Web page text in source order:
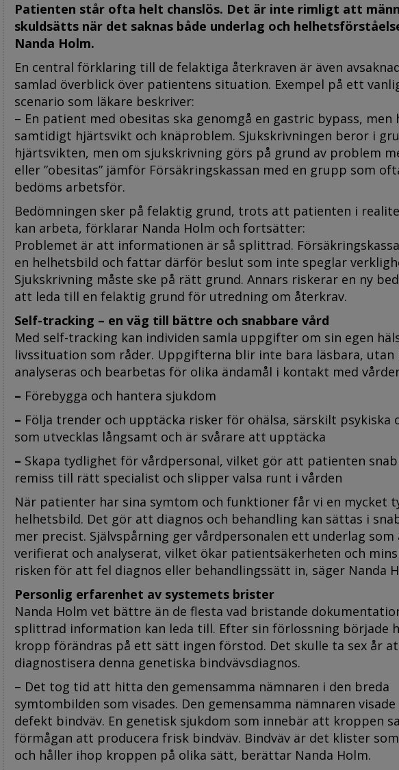
Patienten står ofta helt chanslös. Det är inte rimligt att
skuldsätts när det saknas både underlag och
Nanda Holm.
En central förklaring till de felaktiga återkraven är även
samlad överblick över patientens situation. Exempel på ett
scenario som läkare beskriver:
– En patient med obesitas ska genomgå en gastric bypass, men
samtidigt hjärtsvikt och knäproblem. Sjukskrivningen beror i
hjärtsvikten, men om sjukskrivning görs på grund av problem
eller ”obesitas” jämför Försäkringskassan med en grupp som
bedöms arbetsför.
Bedömningen sker på felaktig grund, trots att patienten i
kan arbeta, förklarar Nanda Holm och fortsätter:
Problemet är att informationen är så splittrad.
en helhetsbild och fattar därför beslut som inte speglar
Sjukskrivning måste ske på rätt grund. Annars riskerar en ny
att leda till en felaktig grund för utredning om återkrav.
Self-tracking – en väg till bättre och snabbare vård
Med self-tracking kan individen samla uppgifter om sin egen
livssituation som råder. Uppgifterna blir inte bara läsbara, utan
analyseras och bearbetas för olika ändamål i kontakt med
– Förebygga och hantera sjukdom
– Följa trender och upptäcka risker för ohälsa, särskilt psykiska
som utvecklas långsamt och är svårare att upptäcka
– Skapa tydlighet för vårdpersonal, vilket gör att patienten
remiss till rätt specialist och slipper valsa runt i vården
När patienter har sina symtom och funktioner får vi en mycket
helhetsbild. Det gör att diagnos och behandling kan sättas i
mer precist. Självspårning ger vårdpersonalen ett underlag som
verifierat och analyserat, vilket ökar patientsäkerheten och
risken för att fel diagnos eller behandlingssätt in, säger Nanda
Personlig erfarenhet av systemets brister
Nanda Holm vet bättre än de flesta vad bristande
splittrad information kan leda till. Efter sin förlossning började
kropp förändras på ett sätt ingen förstod. Det skulle ta sex år
diagnostisera denna genetiska bindvävsdiagnos.
– Det tog tid att hitta den gemensamma nämnaren i den breda
symtombilden som visades. Den gemensamma nämnaren visade
defekt bindväv. En genetisk sjukdom som innebär att kroppen
förmågan att producera frisk bindväv. Bindväv är det klister
och håller ihop kroppen på olika sätt, berättar Nanda Holm.